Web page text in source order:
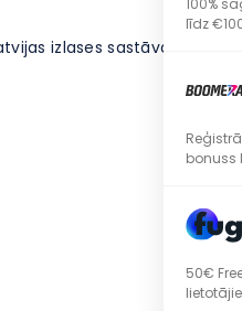
izlases sastāvam, īpaši
100%
līdz
bonuss
50€